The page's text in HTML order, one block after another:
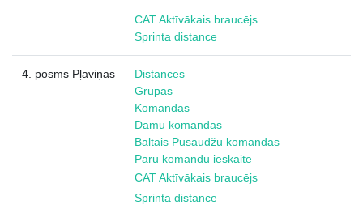
CAT Aktīvākais braucējs
Sprinta distance
4. posms Pļaviņas
Distances
Grupas
Komandas
Dāmu komandas
Baltais Pusaudžu komandas
Pāru komandu ieskaite
CAT Aktīvākais braucējs
Sprinta distance